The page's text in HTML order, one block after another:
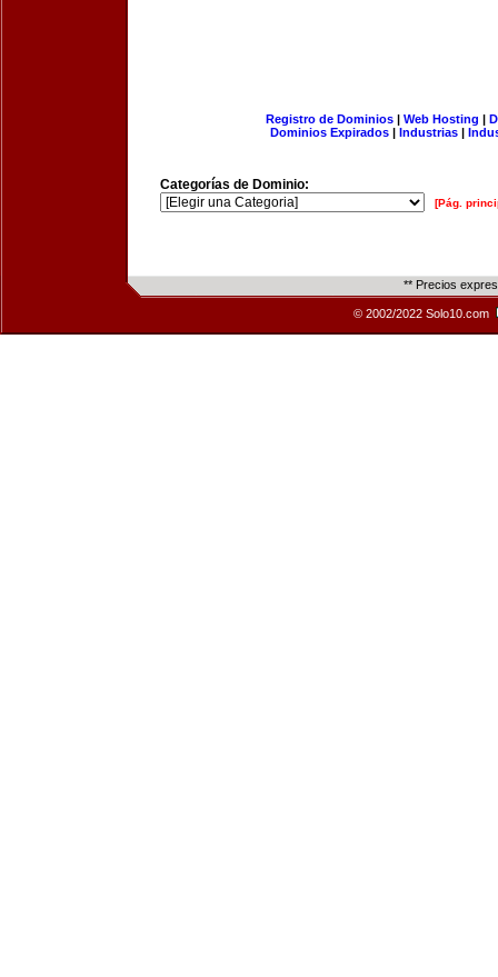
Registro de Dominios| Web Hosting |
Dominios Expirados | Industrias |
Categorías de Dominio:
[Pág.
** Precios
© 2002/2022 Solo10.com